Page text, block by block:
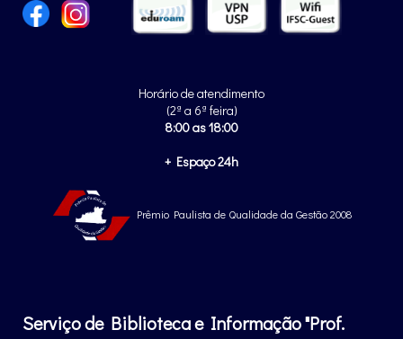
Horário de atendimento
(2ª a 6ª feira)
8:00 as 18:00
+ Espaço 24h
Prêmio Paulista de Qualidade da Gestão 2008
Serviço de Biblioteca e Informação "Prof.